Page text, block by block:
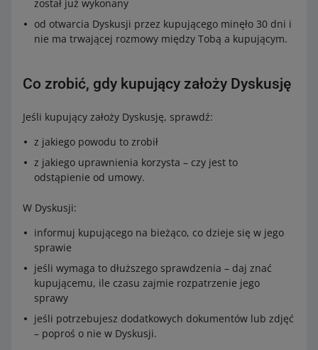
został już wykonany
od otwarcia Dyskusji przez kupującego minęło 30 dni i
nie ma trwającej rozmowy między Tobą a kupującym.
Co zrobić, gdy kupujący założy Dyskusję
Jeśli kupujący założy Dyskusję, sprawdź:
z jakiego powodu to zrobił
z jakiego uprawnienia korzysta – czy jest to
odstąpienie od umowy.
W Dyskusji:
informuj kupującego na bieżąco, co dzieje się w jego
sprawie
jeśli wymaga to dłuższego sprawdzenia – daj znać
kupującemu, ile czasu zajmie rozpatrzenie jego
sprawy
jeśli potrzebujesz dodatkowych dokumentów lub zdjęć
– poproś o nie w Dyskusji.